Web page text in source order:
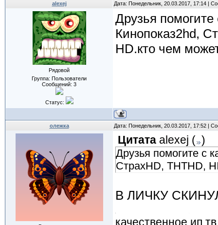
alexej Дата: Понедельник, 20.03.2017, 17:14 |
Рядовой
Группа: Пользователи
Сообщений: 3
Статус:
Друзья
Кинопоказ2hd,
HD.кто чем
олежка Дата: Понедельник, 20.03.2017, 17:52 |
Цитата alexej ( )
Друзья помогите с
СтрахHD, ТНТHD,
В ЛИЧКУ
качественное ип